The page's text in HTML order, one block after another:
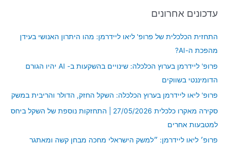
r
:
עדכונים אחרונים
התחזית הכלכלית של פרופ' ליאו ליידרמן: מהו היתרון האנושי בעידן
מהפכת ה-AI?
פרופ' ליידרמן בערוץ הכלכלה: שינויים בהשקעות ב- AI יהיו הגורם
הדומיננטי בשווקים
פרופ' ליאו ליידרמן בערוץ הכלכלה: השקל החזק, הדולר והריבית במשק
סקירה מאקרו כלכלית 27/05/2026 | התחזקות נוספת של השקל ביחס
למטבעות אחרים
פרופ׳ ליאו ליידרמן: ״למשק הישראלי מחכה מבחן קשה ומאתגר